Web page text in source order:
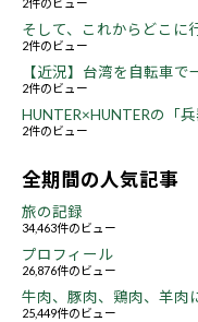
そして、これからどこに
2件のビュー
【近況】台湾を自転車
2件のビュー
HUNTER×HUNTERの「
2件のビュー
全期間の人気記事
旅の記録
34,463件のビュー
プロフィール
26,876件のビュー
牛肉、豚肉、鶏肉、羊肉
25,449件のビュー